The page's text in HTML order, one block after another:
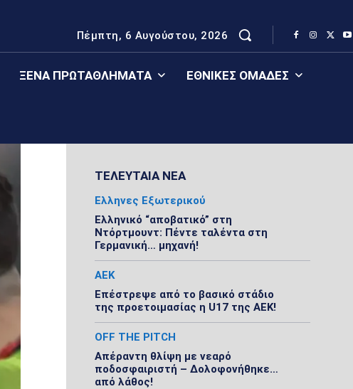
Πέμπτη, 6 Αυγούστου, 2026
ΞΈΝΑ ΠΡΩΤΑΘΛΉΜΑΤΑ ΕΘΝΙΚΈΣ ΟΜΆΔΕΣ
ΤΕΛΕΥΤΑΙΑ ΝΕΑ
Ελληνες Εξωτερικού
Ελληνικό “αποβατικό” στη
Ντόρτμουντ: Πέντε ταλέντα στη
Γερμανική… μηχανή!
ΑΕΚ
Επέστρεψε από το βασικό στάδιο
της προετοιμασίας η U17 της ΑΕΚ!
OFF THE PITCH
Απέραντη θλίψη με νεαρό
ποδοσφαιριστή – Δολοφονήθηκε…
από λάθος!